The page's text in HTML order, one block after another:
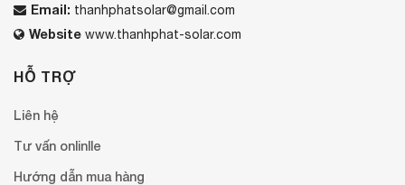
Email: thanhphatsolar@gmail.com
Website www.thanhphat-solar.com
HỖ TRỢ
Liên hệ
Tư vấn onlinlle
Hướng dẫn mua hàng